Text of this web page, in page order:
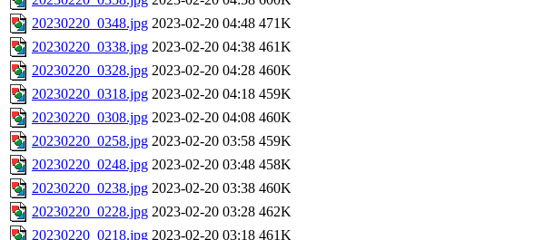
20230220_0348.jpg 2023-02-20 04:48 471K
20230220_0338.jpg 2023-02-20 04:38 461K
20230220_0328.jpg 2023-02-20 04:28 460K
20230220_0318.jpg 2023-02-20 04:18 459K
20230220_0308.jpg 2023-02-20 04:08 460K
20230220_0258.jpg 2023-02-20 03:58 459K
20230220_0248.jpg 2023-02-20 03:48 458K
20230220_0238.jpg 2023-02-20 03:38 460K
20230220_0228.jpg 2023-02-20 03:28 462K
20230220_0218.jpg 2023-02-20 03:18 461K